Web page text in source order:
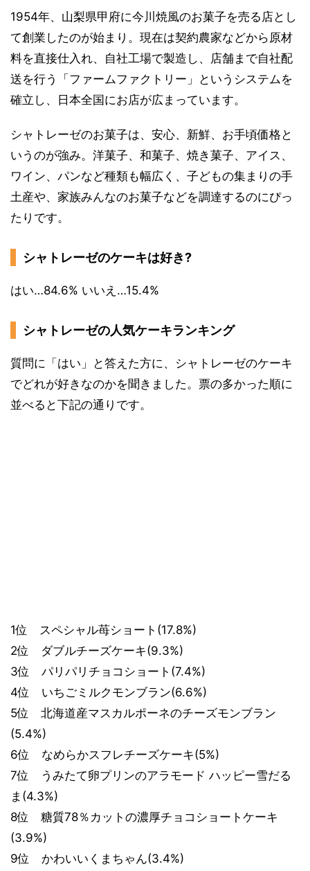
1954年、山梨県甲府に今川焼風のお菓子を売る店とし
て創業したのが始まり。現在は契約農家などから原材
料を直接仕入れ、自社工場で製造し、店舗まで自社配
送を行う「ファームファクトリー」というシステムを
確立し、日本全国にお店が広まっています。
シャトレーゼのお菓子は、安心、新鮮、お手頃価格と
いうのが強み。洋菓子、和菓子、焼き菓子、アイス、
ワイン、パンなど種類も幅広く、子どもの集まりの手
土産や、家族みんなのお菓子などを調達するのにぴっ
たりです。
シャトレーゼのケーキは好き?
はい…84.6% いいえ…15.4%
シャトレーゼの人気ケーキランキング
質問に「はい」と答えた方に、シャトレーゼのケーキ
でどれが好きなのかを聞きました。票の多かった順に
並べると下記の通りです。
1位 スペシャル苺ショート(17.8%)
2位 ダブルチーズケーキ(9.3%)
3位 パリパリチョコショート(7.4%)
4位 いちごミルクモンブラン(6.6%)
5位 北海道産マスカルポーネのチーズモンブラン
(5.4%)
6位 なめらかスフレチーズケーキ(5%)
7位 うみたて卵プリンのアラモード ハッピー雪だる
ま(4.3%)
8位 糖質78％カットの濃厚チョコショートケーキ
(3.9%)
9位 かわいいくまちゃん(3.4%)